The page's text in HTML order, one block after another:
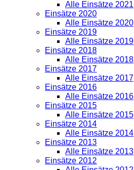
Alle Einsätze 2021
Einsätze 2020
Alle Einsätze 2020
Einsätze 2019
Alle Einsätze 2019
Einsätze 2018
Alle Einsätze 2018
Einsätze 2017
Alle Einsätze 2017
Einsätze 2016
Alle Einsätze 2016
Einsätze 2015
Alle Einsätze 2015
Einsätze 2014
Alle Einsätze 2014
Einsätze 2013
Alle Einsätze 2013
Einsätze 2012